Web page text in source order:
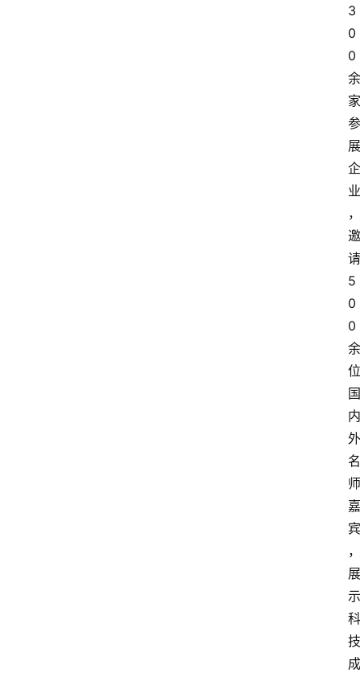
3
0
0
余
家
参
展
企
业
，
邀
请
5
0
0
余
位
国
内
外
名
师
嘉
宾
，
展
示
科
技
成